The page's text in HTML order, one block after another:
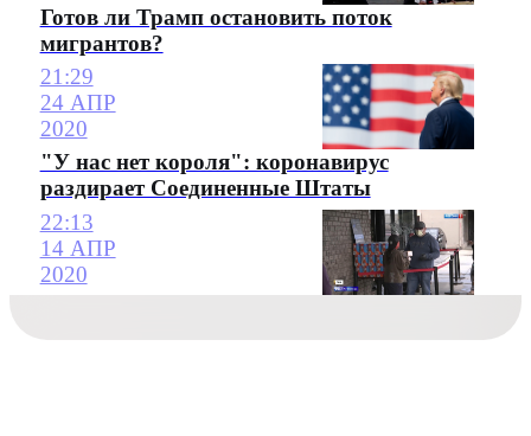
Готов ли Трамп остановить поток
мигрантов?
21:29
24 АПР
2020
"У нас нет короля": коронавирус
раздирает Соединенные Штаты
22:13
14 АПР
2020